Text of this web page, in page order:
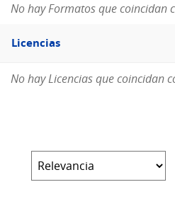
No hay Formatos que coincidan
Filtro
Licencias
Licencias
No hay Licencias que coincidan